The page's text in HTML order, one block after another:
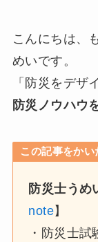
こんにちは、
めいです。
「防災をデザ
防災ノウハウ
この記事をかい
防災士うめ
note】
・防災士